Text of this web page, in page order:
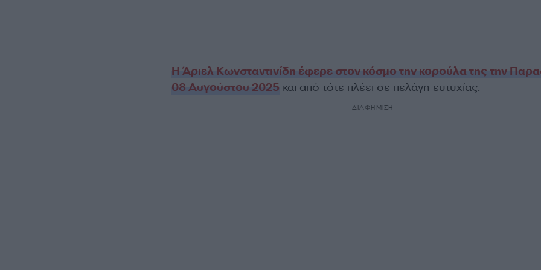
Η Άριελ Κωνσταντινίδη έφερε στον κόσμο την κορούλα της την
08 Αυγούστου 2025 και από τότε πλέει σε πελάγη ευτυχίας.
ΔΙΑΦΗΜΙΣΗ